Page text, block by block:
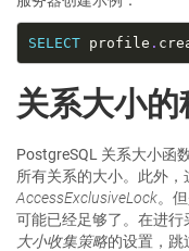
SELECT profile .
关系大小
PostgreSQL 关系大小函
所有关系的大小。此外
AccessExclusiveLock。
可能已经足够了。在进行
大小收集策略的设置，跳